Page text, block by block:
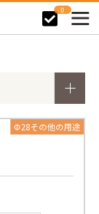
0
Φ28その他の用途